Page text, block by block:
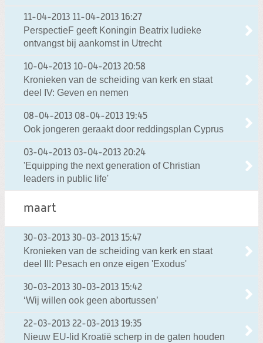
11-04-2013 11-04-2013 16:27
PerspectieF geeft Koningin Beatrix ludieke
ontvangst bij aankomst in Utrecht
10-04-2013 10-04-2013 20:58
Kronieken van de scheiding van kerk en staat
deel IV: Geven en nemen
08-04-2013 08-04-2013 19:45
Ook jongeren geraakt door reddingsplan Cyprus
03-04-2013 03-04-2013 20:24
'Equipping the next generation of Christian
leaders in public life'
maart
30-03-2013 30-03-2013 15:47
Kronieken van de scheiding van kerk en staat
deel III: Pesach en onze eigen 'Exodus'
30-03-2013 30-03-2013 15:42
‘Wij willen ook geen abortussen’
22-03-2013 22-03-2013 19:35
Nieuw EU-lid Kroatië scherp in de gaten houden